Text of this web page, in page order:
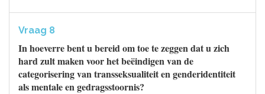
Vraag 8
In hoeverre bent u bereid om toe te zeggen dat u zich
hard zult maken voor het beëindigen van de
categorisering van transseksualiteit en genderidentiteit
als mentale en gedragsstoornis?